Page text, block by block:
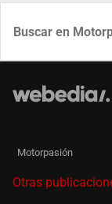
Motorpasión
Otras